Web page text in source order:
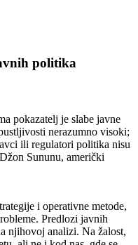
politika
pokazatelj je slabe javne
nerazumno visoki;
ili regulatori politika nisu
Sununu, američki
i operativne metode,
Predlozi javnih
njihovoj analizi. Na žalost,